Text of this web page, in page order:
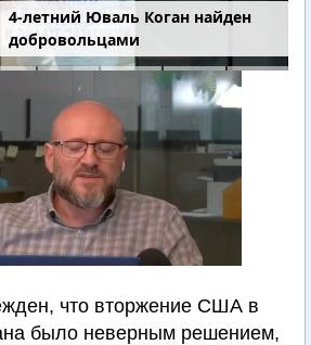
4-летний Юваль Коган найден
добровольцами
что вторжение США в
было неверным решением,